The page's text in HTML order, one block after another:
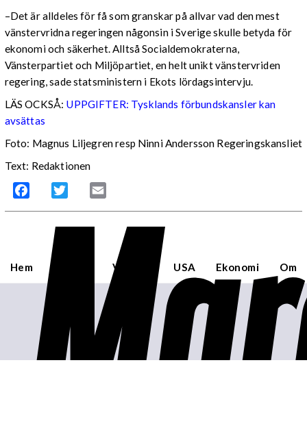
–Det är alldeles för få som granskar på allvar vad den mest
vänstervridna regeringen någonsin i Sverige skulle betyda för
ekonomi och säkerhet. Alltså Socialdemokraterna,
Vänsterpartiet och Miljöpartiet, en helt unikt vänstervriden
regering, sade statsministern i Ekots lördagsintervju.
LÄS OCKSÅ: UPPGIFTER: Tysklands förbundskansler kan
avsättas
Foto: Magnus Liljegren resp Ninni Andersson Regeringskansliet
Text: Redaktionen
Facebook Twitter
Hem Världen USA Ekonomi Om